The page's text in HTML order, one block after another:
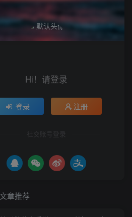
Hi！请登录
登录 注册
社交账号登录
章推荐